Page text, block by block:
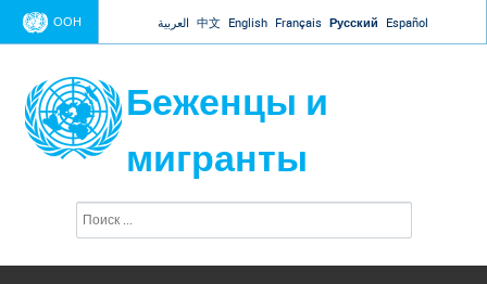
Jump to navigation
ООН العربية 中文 English Français Русский Español
Беженцы и
мигранты
и